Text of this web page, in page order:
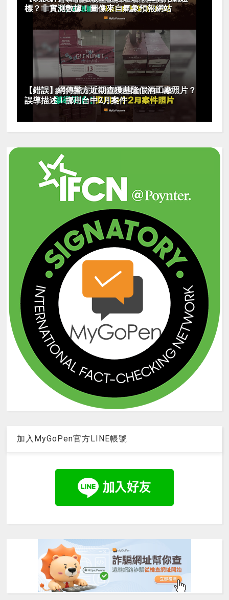
標？非實測數據！圖像來自氣象預報網站
【錯誤】網傳警方近期查獲基隆假酒工廠照片？
誤導描述！挪用台中2月案件
加入MyGoPen官方LINE帳號